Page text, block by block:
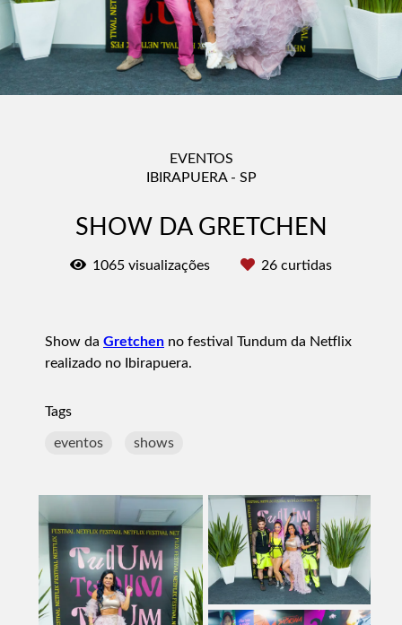
EVENTOS
IBIRAPUERA - SP
SHOW DA GRETCHEN
1065 visualizações 26 curtidas
Show da Gretchen no festival Tundum da Netflix
realizado no Ibirapuera.
Tags
eventos shows